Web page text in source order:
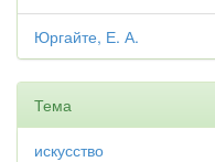
Юргайте, Е. А.
Тема
искусство